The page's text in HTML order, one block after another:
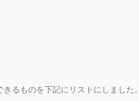
るものを下記にリストにしました。